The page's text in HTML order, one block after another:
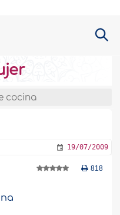
cocina
19/07/2009
818